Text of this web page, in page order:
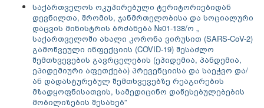
საქართველოს ოკუპირებული ტერიტორიებიდან
დევნილთა, შრომის, ჯანმრთელობისა და სოციალური
დაცვის მინისტრის ბრძანება №01-138/ო „
საქართველოში ახალი კორონა ვირუსით (SARS-CoV-2)
გამოწვეული ინფექციის (COVID-19) შესაძლო
შემთხვევების გავრცელების (ეპიდემია, პანდემია,
ეპიდემიური აფეთქება) პრევენციისა და საეჭვო და/
ან დადასტურებულ შემთხვევებზე რეაგირების
მზადყოფნისათვის, სამედიცინო დაწესებულებების
მობილიზების შესახებ”